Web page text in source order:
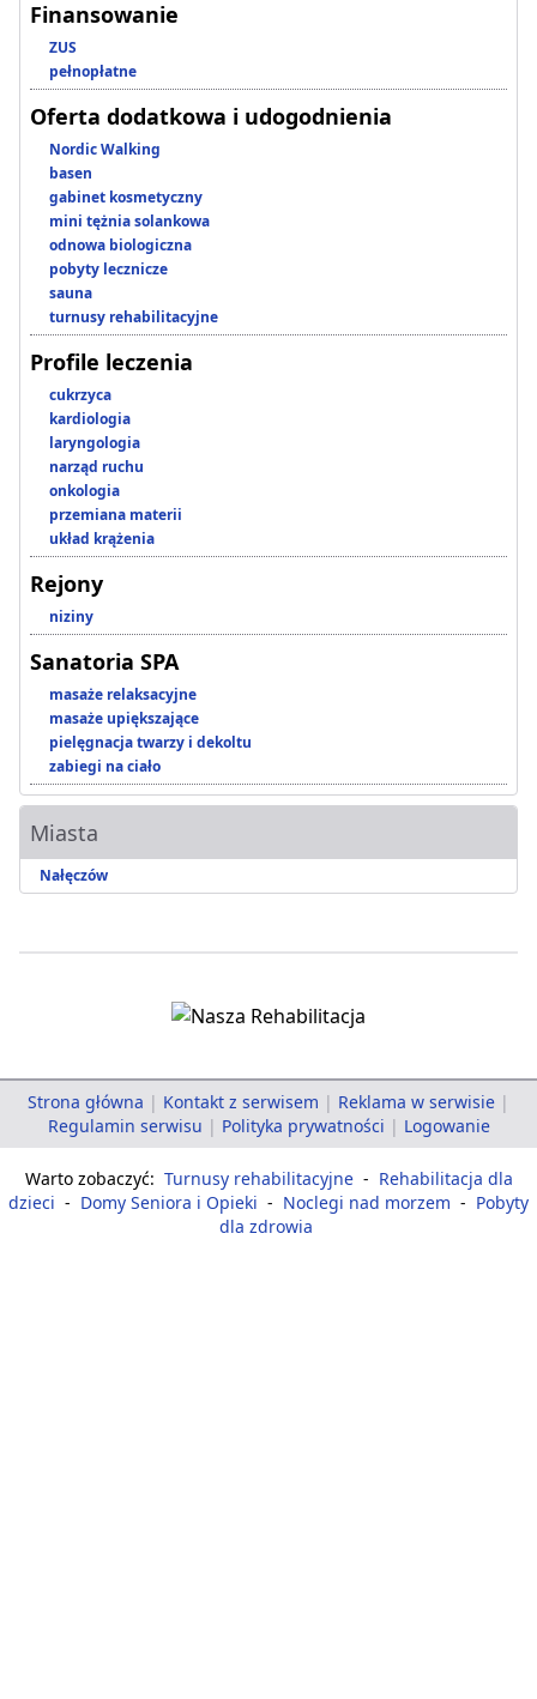
Finansowanie
ZUS
pełnopłatne
Oferta dodatkowa i udogodnienia
Nordic Walking
basen
gabinet kosmetyczny
mini tężnia solankowa
odnowa biologiczna
pobyty lecznicze
sauna
turnusy rehabilitacyjne
Profile leczenia
cukrzyca
kardiologia
laryngologia
narząd ruchu
onkologia
przemiana materii
układ krążenia
Rejony
niziny
Sanatoria SPA
masaże relaksacyjne
masaże upiększające
pielęgnacja twarzy i dekoltu
zabiegi na ciało
Miasta
Nałęczów
Strona główna | Kontakt z serwisem | Reklama w serwisie |
Regulamin serwisu | Polityka prywatności | Logowanie
Warto zobaczyć: Turnusy rehabilitacyjne - Rehabilitacja dla
dzieci - Domy Seniora i Opieki - Noclegi nad morzem - Pobyty
dla zdrowia